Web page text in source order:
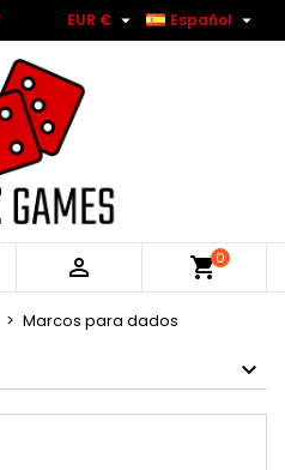
Español 
EUR € 
 0
Marcos para dados